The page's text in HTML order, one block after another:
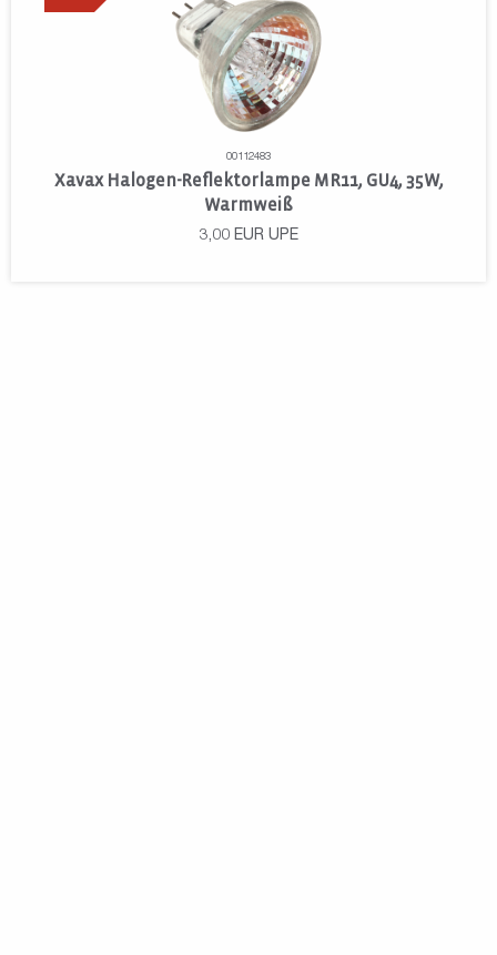
00112483
Xavax Halogen-Reflektorlampe MR11, GU4, 35W,
Warmweiß
3,00 EUR UPE